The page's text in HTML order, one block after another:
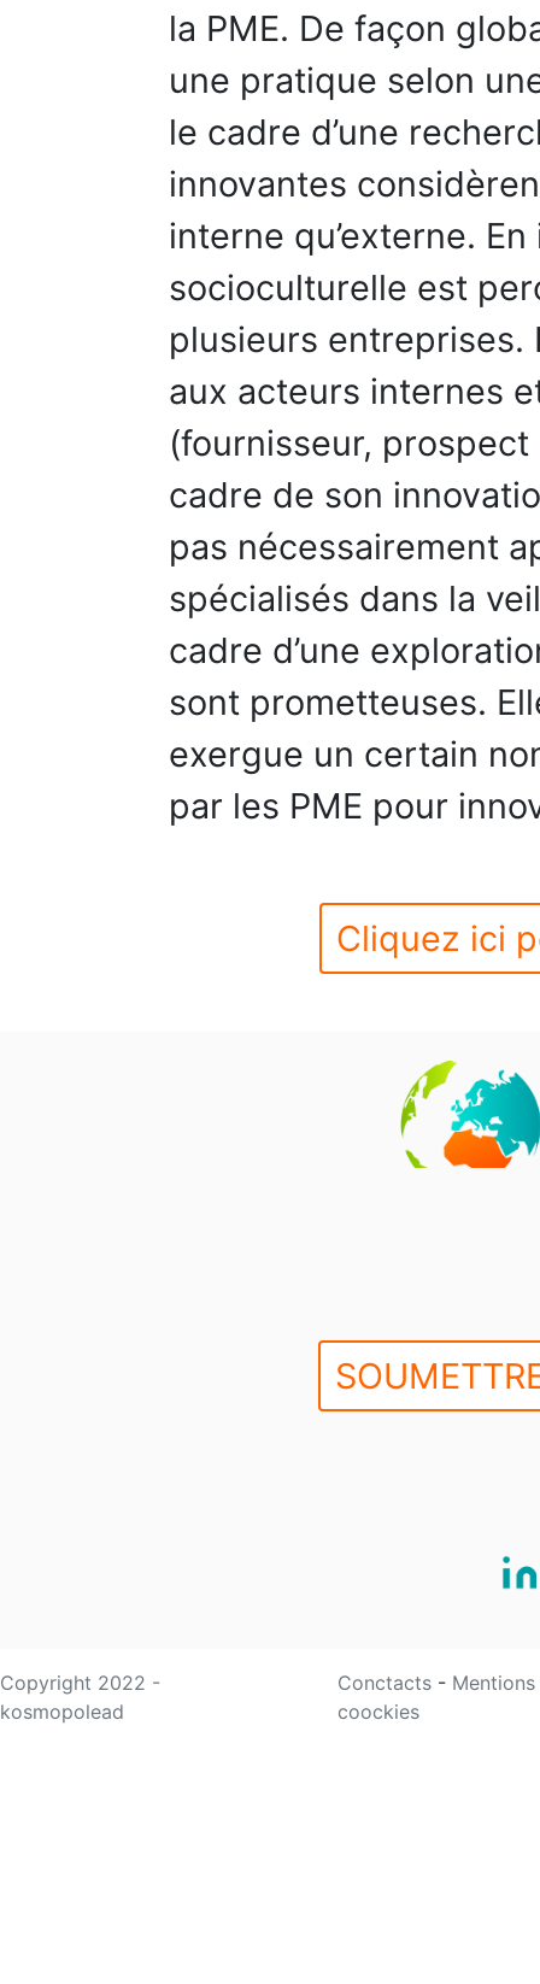
la PME. De façon
une pratique selon
le cadre d’une
innovantes
interne qu’externe.
socioculturelle est
plusieurs entreprises.
aux acteurs internes
(fournisseur,
cadre de son
pas nécessairement
spécialisés dans la
cadre d’une
sont prometteuses.
exergue un certain
par les PME pour
Cliquez ici
Copyright 2022 -
kosmopolead
Conctacts -
coockies